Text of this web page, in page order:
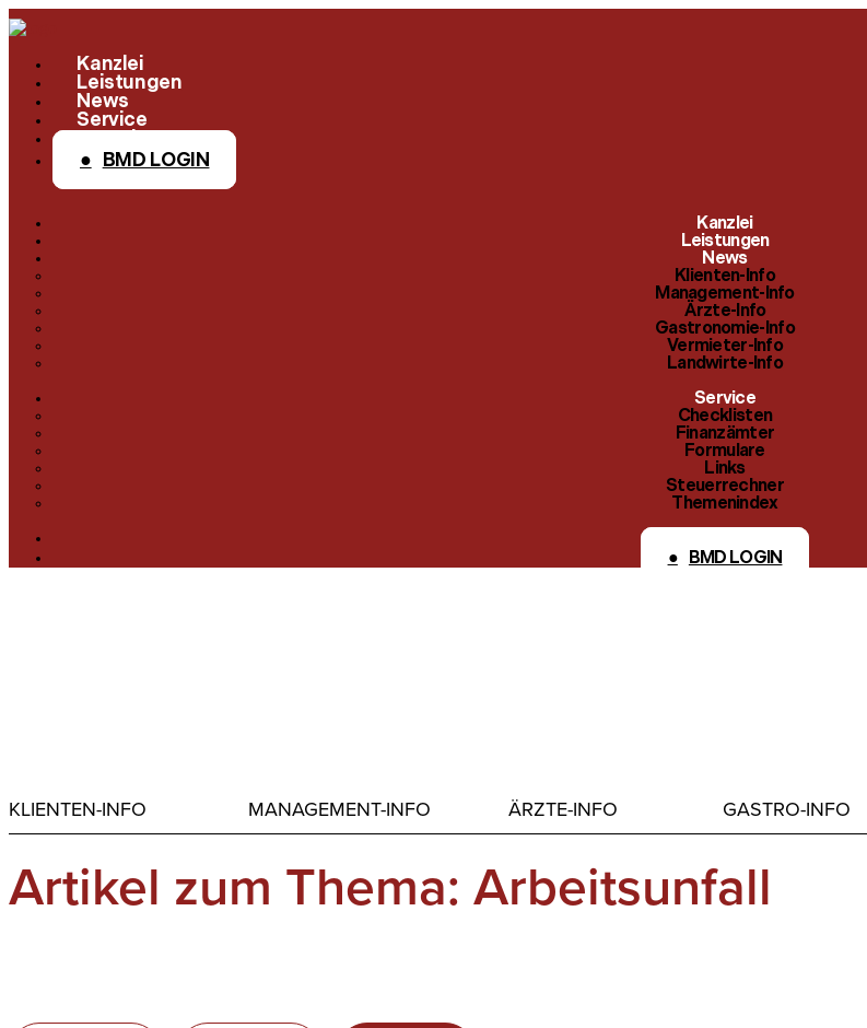
Kanzlei
Leistungen
News
Management-Info
Ärzte-Info
Gastronomie-Info
Vermieter-Info
Landwirte-Info
Service
Checklisten
Finanzämter
Formulare
Links
Themenindex
BMD LOGIN
Kanzlei
Leistungen
News
Klienten-Info
Management-Info
Ärzte-Info
Gastronomie-Info
Vermieter-Info
Landwirte-Info
Service
Checklisten
Finanzämter
Formulare
Links
Steuerrechner
Themenindex
BMD LOGIN
KLIENTEN-INFO MANAGEMENT-INFO ÄRZTE-INFO GASTRO-INFO
Artikel zum Thema: Arbeitsunfall